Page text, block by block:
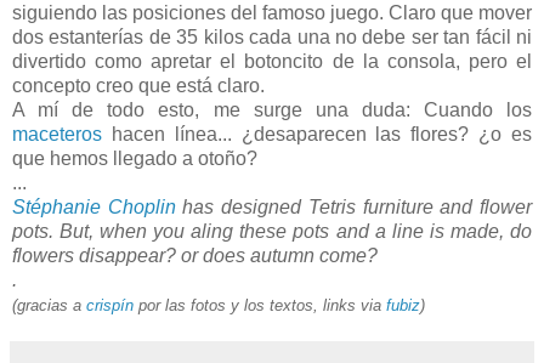
siguiendo las posiciones del famoso juego. Claro que mover
dos estanterías de 35 kilos cada una no debe ser tan fácil ni
divertido como apretar el botoncito de la consola, pero el
concepto creo que está claro.
A mí de todo esto, me surge una duda: Cuando los
maceteros hacen línea... ¿desaparecen las flores? ¿o es
que hemos llegado a otoño?
...
Stéphanie Choplinhas designed Tetris furniture and flower
pots. But, when you aling these pots and a line is made, do
flowers disappear? or does autumn come?
.
(gracias a crispín por las fotos y los textos, links via fubiz)